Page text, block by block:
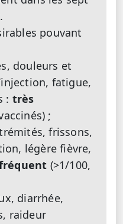
pouvant
douleurs et
fatigue,
: très
;
frissons,
légère fièvre,
(>1/100,
diarrhée,
raideur